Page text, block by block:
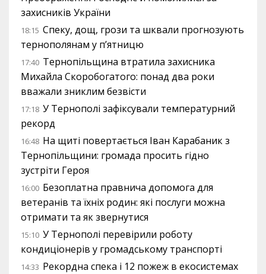
захисників України
18:15 Спеку, дощ, грози та шквали прогнозують
тернополянам у п’ятницю
17:40 Тернопільщина втратила захисника
Михайла Скоробогатого: понад два роки
вважали зниклим безвісти
17:18 У Тернополі зафіксували температурний
рекорд
16:48 На щиті повертається Іван Карабаник з
Тернопільщини: громада просить гідно
зустріти Героя
16:00 Безоплатна правнича допомога для
ветеранів та їхніх родин: які послуги можна
отримати та як звернутися
15:10 У Тернополі перевірили роботу
кондиціонерів у громадському транспорті
14:33 Рекордна спека і 12 пожеж в екосистемах